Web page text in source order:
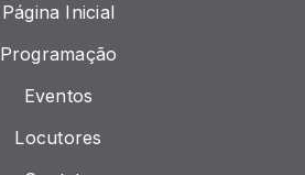
Página Inicial
Programação
Eventos
Locutores